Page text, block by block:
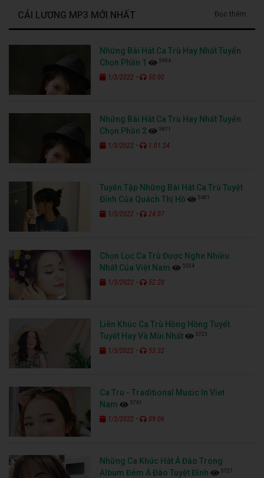
CẢI LƯƠNG MP3 MỚI NHẤT Đọc thêm
Những Bài Hát Ca Trù Hay Nhất Tuyển
Chọn Phần 1
5994
1/3/2022 - 50:00
Những Bài Hát Ca Trù Hay Nhất Tuyển
Chọn Phần 2
5871
1/3/2022 - 1:01:24
Tuyển Tập Những Bài Hát Ca Trù Tuyệt
Đỉnh Của Quách Thị Hồ
5401
1/3/2022 - 24:07
Chọn Lọc Ca Trù Được Nghe Nhiều
Nhất Của Việt Nam
5554
1/3/2022 - 52:28
Liên Khúc Ca Trù Hồng Hồng Tuyết
Tuyết Hay Và Mùi Nhất
5723
1/3/2022 - 53:32
Ca Tru - Traditional Music In Viet
Nam
5761
1/3/2022 - 09:06
Những Ca Khúc Hát Ả Đào Trong
Album Đêm Ả Đào Tuyệt Đỉnh
5727